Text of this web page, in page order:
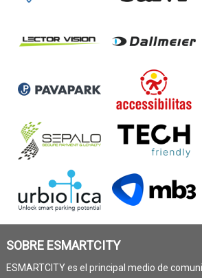
SOBRE ESMARTCITY
ESMARTCITY es el principal medio de